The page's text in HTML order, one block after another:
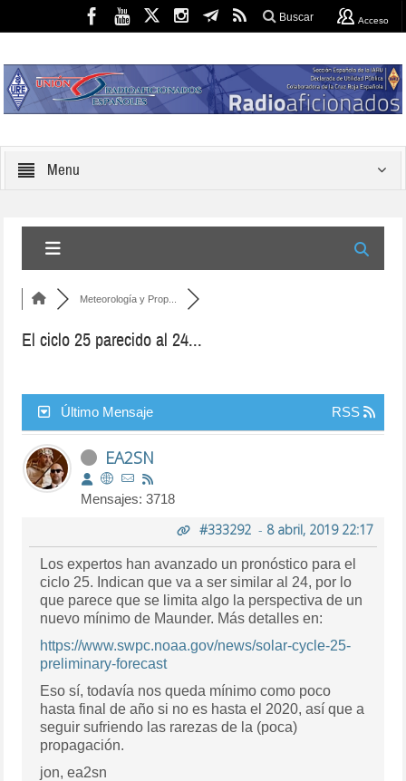
Buscar Acceso
Menu
Meteorología y Prop...
El ciclo 25 parecido al 24...
Último Mensaje RSS
EA2SN
Mensajes: 3718
#333292- 8 abril, 2019 22:17
Los expertos han avanzado un pronóstico para el
ciclo 25. Indican que va a ser similar al 24, por lo
que parece que se limita algo la perspectiva de un
nuevo mínimo de Maunder. Más detalles en:
https://www.swpc.noaa.gov/news/solar-cycle-25-
preliminary-forecast
Eso sí, todavía nos queda mínimo como poco
hasta final de año si no es hasta el 2020, así que a
seguir sufriendo las rarezas de la (poca)
propagación.
jon, ea2sn